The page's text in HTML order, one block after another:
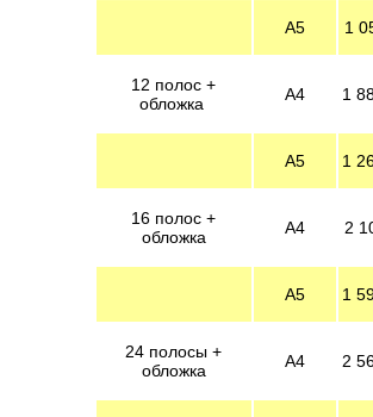
А5 1
12 полос +
обложка
А4 1
А5 1
16 полос +
обложка
А4 2
А5 1
24 полосы +
обложка
А4 2